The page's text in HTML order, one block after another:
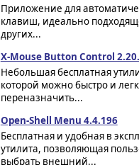
Приложение для
клавиш, идеально
других...
X-Mouse Button Control
Небольшая бесплатная
которой можно быстро и
переназначить...
Open-Shell Menu 4.4.196
Бесплатная и удобная в
утилита, позволяющая
выбрать внешний...